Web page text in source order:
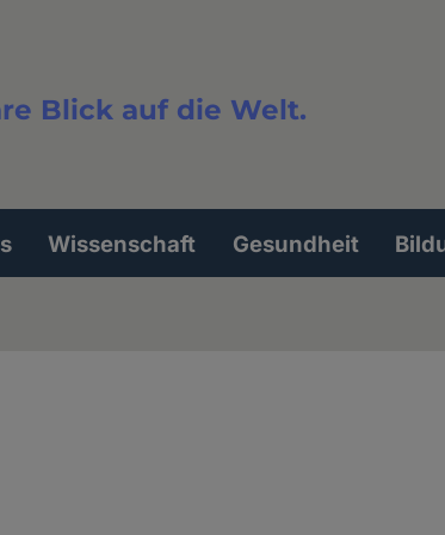
Blick auf die Welt.
Wissenschaft Gesundheit